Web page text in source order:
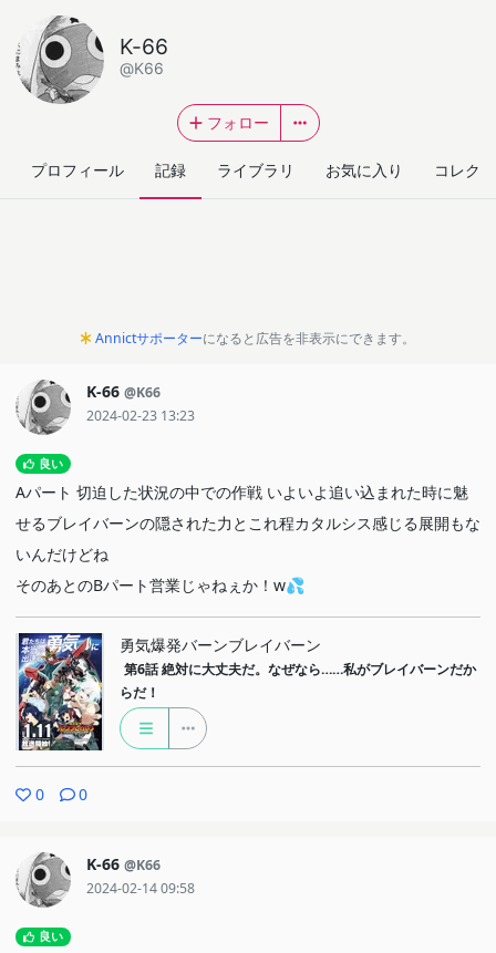
K-66
@K66
フォロー
プロフィール 記録 ライブラリ お気に入り コレク
Annictサポーターになると広告を非表示にできます。
K-66 @K66
2024-02-23 13:23
良い
Aパート 切迫した状況の中での作戦 いよいよ追い込まれた時に魅
せるブレイバーンの隠された力とこれ程カタルシス感じる展開もな
いんだけどね
そのあとのBパート営業じゃねぇか！w💦
勇気爆発バーンブレイバーン
第6話 絶対に大丈夫だ。なぜなら……私がブレイバーンだか
らだ！
0 0
K-66 @K66
2024-02-14 09:58
良い